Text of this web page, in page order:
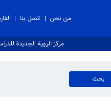
من نحن اتصل بنا
مركز الروية الجدیدة للدراسات و